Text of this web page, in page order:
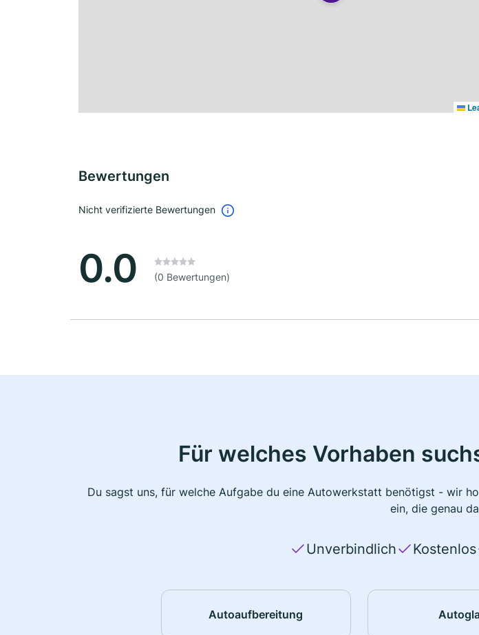
Bewertungen
Nicht verifizierte Bewertungen
0.0 (0 Bewertungen)
Für welches Vorhaben
Du sagst uns, für welche Aufgabe du eine Autowerkstatt benötigst - wir
ein, die genau
Unverbindlich Kostenlos
Autoaufbereitung